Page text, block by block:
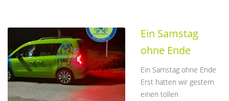
Ein Samstag
ohne Ende
Ein Samstag ohne Ende
Erst hatten wir gestern
einen tollen